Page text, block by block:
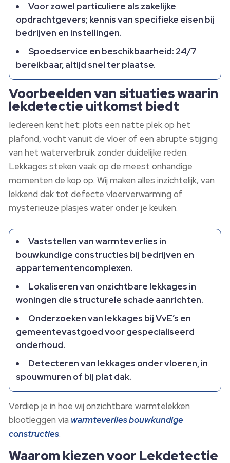
Voor zowel particuliere als zakelijke
opdrachtgevers; kennis van specifieke eisen bij
bedrijven en instellingen.
Spoedservice en beschikbaarheid: 24/7
bereikbaar, altijd snel ter plaatse.
Voorbeelden van situaties waarin
lekdetectie uitkomst biedt
Iedereen kent het: plots een natte plek op het
plafond, vocht vanuit de vloer of een abrupte stijging
van het waterverbruik zonder duidelijke reden.
Lekkages steken vaak op de meest onhandige
momenten de kop op. Wij maken alles inzichtelijk, van
lekkend dak tot defecte vloerverwarming of
mysterieuze plasjes water onder je keuken.
Vaststellen van warmteverlies in
bouwkundige constructies bij bedrijven en
appartementencomplexen.
Lokaliseren van onzichtbare lekkages in
woningen die structurele schade aanrichten.
Onderzoeken van lekkages bij VvE’s en
gemeentevastgoed voor gespecialiseerd
onderhoud.
Detecteren van lekkages onder vloeren, in
spouwmuren of bij plat dak.
Verdiep je in hoe wij onzichtbare warmtelekken
blootleggen via warmteverlies bouwkundige
constructies.
Waarom kiezen voor Lekdetectie